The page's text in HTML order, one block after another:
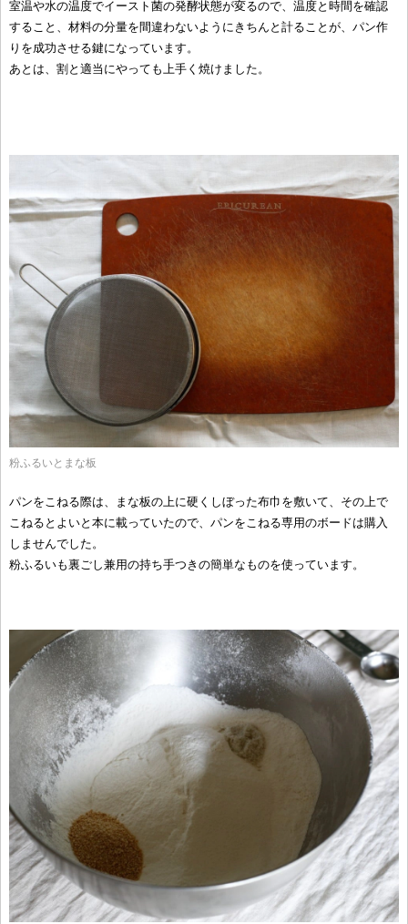
室温や水の温度でイースト菌の発酵状態が変るので、温度と時間を確認
すること、材料の分量を間違わないようにきちんと計ることが、パン作
りを成功させる鍵になっています。
あとは、割と適当にやっても上手く焼けました。
粉ふるいとまな板
パンをこねる際は、まな板の上に硬くしぼった布巾を敷いて、その上で
こねるとよいと本に載っていたので、パンをこねる専用のボードは購入
しませんでした。
粉ふるいも裏ごし兼用の持ち手つきの簡単なものを使っています。